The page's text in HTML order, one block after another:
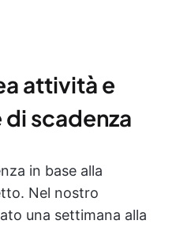
attività e
scadenza
in base alla
Nel nostro
una settimana alla